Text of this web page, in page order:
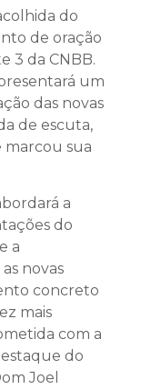
do
de oração
3 da CNBB.
um
das novas
de escuta,
marcou sua
a
do
a
novas
concreto
mais
com a
do
Joel